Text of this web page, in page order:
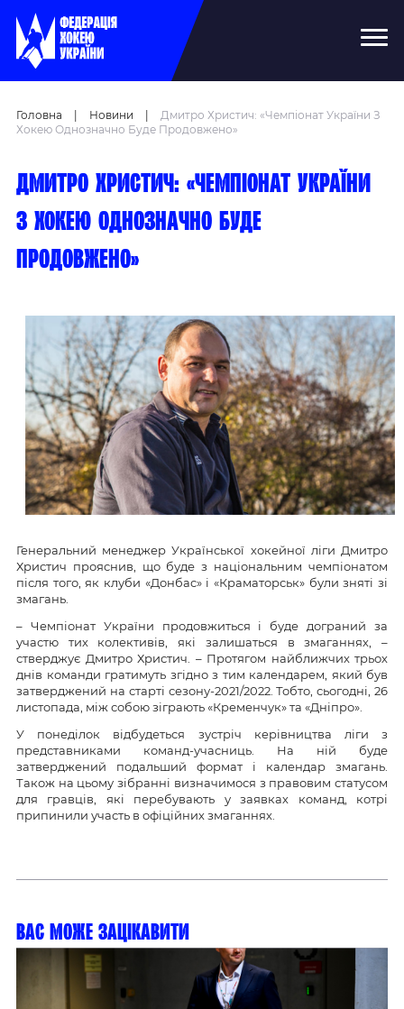
Головна Новини
Дмитро Христич: «Чемпіонат України З
Хокею Однозначно Буде Продовжено»
Дмитро Христич: «Чемпіонат України
з хокею однозначно буде
продовжено»
Генеральний менеджер Української хокейної ліги Дмитро
Христич прояснив, що буде з національним чемпіонатом
після того, як клуби «Донбас» і «Краматорськ» були зняті зі
змагань.
– Чемпіонат України продовжиться і буде дограний за
участю тих колективів, які залишаться в змаганнях, –
стверджує Дмитро Христич. – Протягом найближчих трьох
днів команди гратимуть згідно з тим календарем, який був
затверджений на старті сезону-2021/2022. Тобто, сьогодні, 26
листопада, між собою зіграють «Кременчук» та «Дніпро».
У понеділок відбудеться зустріч керівництва ліги з
представниками команд-учасниць. На ній буде
затверджений подальший формат і календар змагань.
Також на цьому зібранні визначимося з правовим статусом
для гравців, які перебувають у заявках команд, котрі
припинили участь в офіційних змаганнях.
Вас може зацікавити